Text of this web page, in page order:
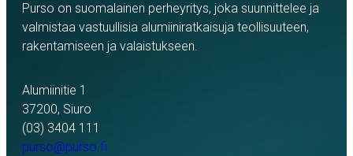
Purso on suomalainen perheyritys, joka suunnittelee ja
valmistaa vastuullisia alumiiniratkaisuja teollisuuteen,
rakentamiseen ja valaistukseen.
Alumiinitie 1
37200, Siuro
(03) 3404 111
purso@purso.fi